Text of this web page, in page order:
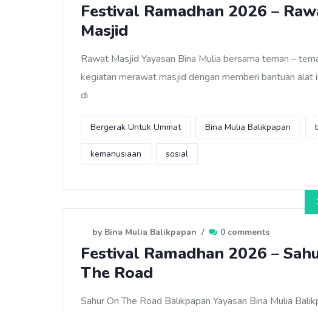
Festival Ramadhan 2026 –
Masjid
Rawat Masjid Yayasan Bina Mulia bersama teman –
kegiatan merawat masjid dengan memberi bantuan alat
di
Bergerak Untuk Ummat Bina Mulia Balikpapan
kemanusiaan sosial
by Bina Mulia Balikpapan / 0 comments
Festival Ramadhan 2026 –
The Road
Sahur On The Road Balikpapan Yayasan Bina Mulia